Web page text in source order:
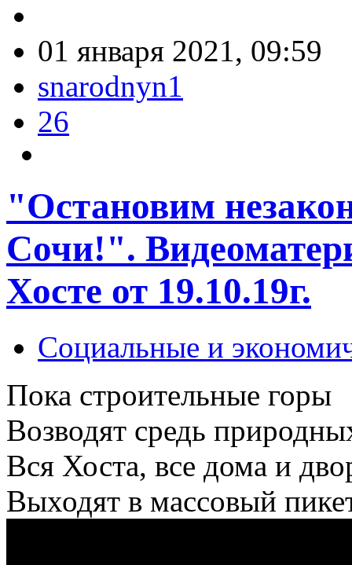
01 января 2021, 09:59
snarodnyn1
26
"Остановим
Сочи!".
Хосте от 19.10.19г.
Социальные и
Пока строительные горы
Возводят средь
Вся Хоста, все дома и
Выходят в массовый